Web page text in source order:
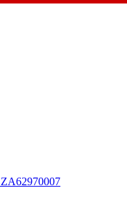
ZA62970007